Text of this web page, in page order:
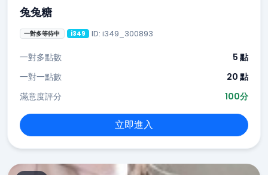
兔兔糖
一對多等待中 i349 ID: i349_300893
一對多點數
5 點
一對一點數
20 點
滿意度評分
100分
立即進入